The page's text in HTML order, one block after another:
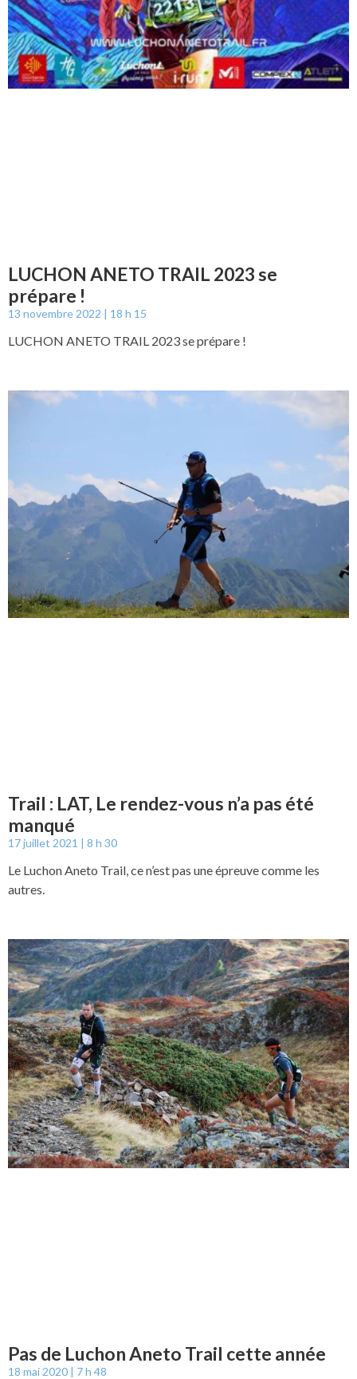
LUCHON ANETO TRAIL 2023 se
prépare !
13 novembre 2022 18 h 15
LUCHON ANETO TRAIL 2023 se prépare !
Trail : LAT, Le rendez-vous n’a pas été
manqué
17 juillet 2021 8 h 30
Le Luchon Aneto Trail, ce n’est pas une épreuve comme les
autres.
Pas de Luchon Aneto Trail cette année
18 mai 2020 7 h 48